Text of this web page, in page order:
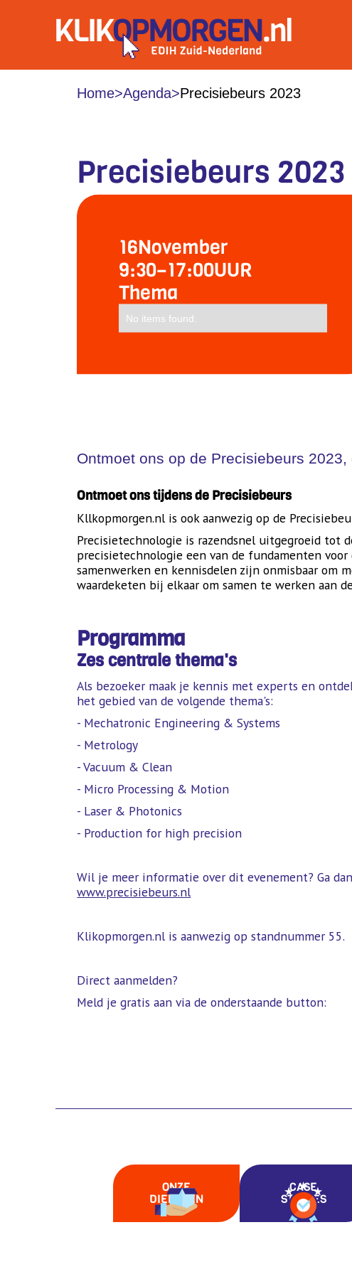
Home>Agenda>Precisiebeurs 2023
Precisiebeurs 2023
16November
9:30–17:00UUR
Thema
No items found.
Ontmoet ons op de Precisiebeurs
Ontmoet ons tijdens de Precisiebeurs
Kllkopmorgen.nl is ook aanwezig op de
Precisietechnologie is razendsnel uitgegroeid tot
precisietechnologie een van de fundamenten
samenwerken en kennisdelen zijn onmisbaar om
waardeketen bij elkaar om samen te werken aan
Programma
Zes centrale thema's
Als bezoeker maak je kennis met experts en
het gebied van de volgende thema's:
- Mechatronic Engineering & Systems
- Metrology
- Vacuum & Clean
- Micro Processing & Motion
- Laser & Photonics
- Production for high precision
Wil je meer informatie over dit evenement? Ga
www.precisiebeurs.nl
Klikopmorgen.nl is aanwezig op standnummer 55.
Direct aanmelden?
Meld je gratis aan via de onderstaande button:
ONZE
DIENSTEN
CASE
STUDIES